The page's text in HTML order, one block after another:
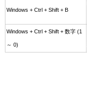
Windows + Ctrl + Shift + B
Windows + Ctrl + Shift + 数字 (1
～ 0)